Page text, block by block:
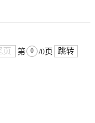
页 第 /0页 跳转